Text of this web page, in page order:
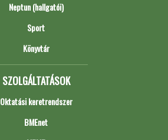
Neptun (hallgatói)
Sport
Könyvtár
SZOLGÁLTATÁSOK
Oktatási keretrendszer
BMEnet